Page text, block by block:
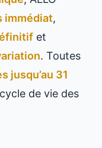
immédiat,
et
. Toutes
jusqu’au 31
de vie des